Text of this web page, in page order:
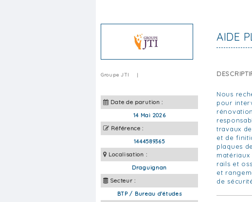
AIDE
Groupe JTI |
Date de parution :
14 Mai 2026
Référence :
1444589365
Localisation :
Draguignan
Secteur :
BTP / Bureau d'études
Nous
pour
travaux
et de
plaques
rails et
et
de